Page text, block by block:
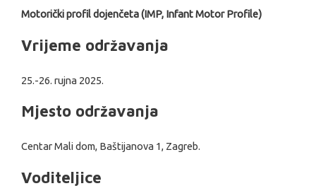
Motorički profil dojenčeta (IMP, Infant Motor Profile)
Vrijeme održavanja
25.-26. rujna 2025.
Mjesto održavanja
Centar Mali dom, Baštijanova 1, Zagreb.
Voditeljice